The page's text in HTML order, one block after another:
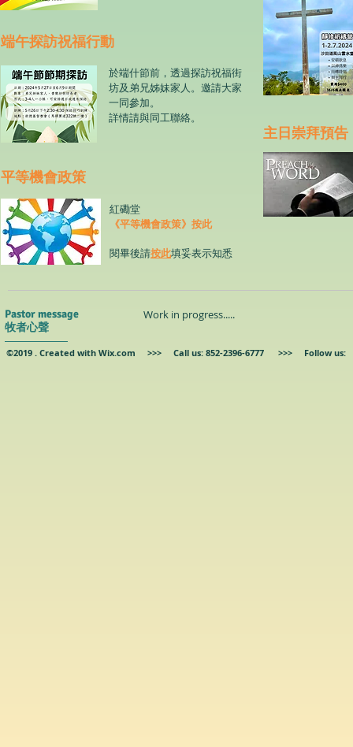
​主日崇拜預告
端午探訪祝福行動
於端什節前，透過探訪祝福街
坊及弟兄姊妹家人。邀請大家
一同參加。
詳情請與同工聯絡。
​平等機會政策
紅磡堂
《平等機會政策》按此
閱畢後請按此填妥表示知悉
Pastor message
牧者心聲
Work in progress.....
©2019 . Created with Wix.com >>> Call us: 852-2396-6777 >>> Follow us: